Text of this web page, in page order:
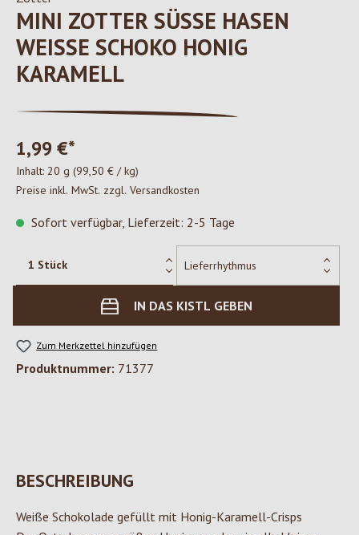
MINI ZOTTER SÜSSE HASEN W
EISSE SCHOKO HONIG KA
RAMELL
1,99 €*
Inhalt: 20 g (99,50 € / kg)
Preise inkl. MwSt. zzgl. Versandkosten
Sofort verfügbar, Lieferzeit: 2-5 Tage
IN DAS KISTL GEBEN
Zum Merkzettel hinzufügen
Produktnummer: 71377
BESCHREIBUNG
Weiße Schokolade gefüllt mit Honig-Karamell-Crisps